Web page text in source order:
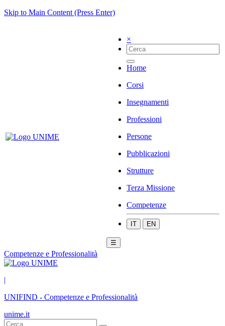
Skip to Main Content (Press Enter)
×
Home
Corsi
Insegnamenti
Professioni
Persone
Pubblicazioni
Strutture
Terza Missione
Competenze
IT EN
☰
Competenze e Professionalità
|
UNIFIND - Competenze e Professionalità
unime.it